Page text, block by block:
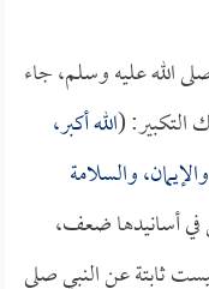
الله عليه وسلم، جاء
التكبير: (الله أكبر،
والسلامة
أسانيدها ضعف،
ثابتة عن النبي صلى